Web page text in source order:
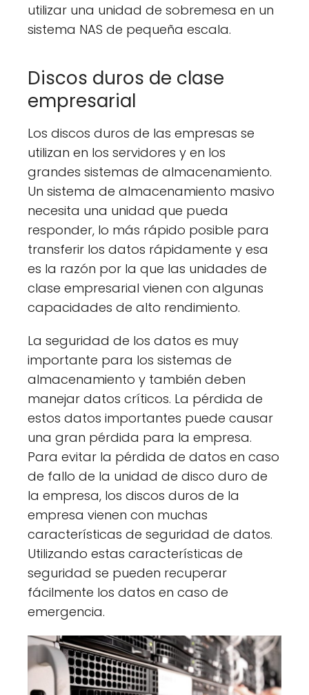
utilizar una unidad de sobremesa en un
sistema NAS de pequeña escala.
Discos duros de clase
empresarial
Los discos duros de las empresas se
utilizan en los servidores y en los
grandes sistemas de almacenamiento.
Un sistema de almacenamiento masivo
necesita una unidad que pueda
responder, lo más rápido posible para
transferir los datos rápidamente y esa
es la razón por la que las unidades de
clase empresarial vienen con algunas
capacidades de alto rendimiento.
La seguridad de los datos es muy
importante para los sistemas de
almacenamiento y también deben
manejar datos críticos. La pérdida de
estos datos importantes puede causar
una gran pérdida para la empresa.
Para evitar la pérdida de datos en caso
de fallo de la unidad de disco duro de
la empresa, los discos duros de la
empresa vienen con muchas
características de seguridad de datos.
Utilizando estas características de
seguridad se pueden recuperar
fácilmente los datos en caso de
emergencia.